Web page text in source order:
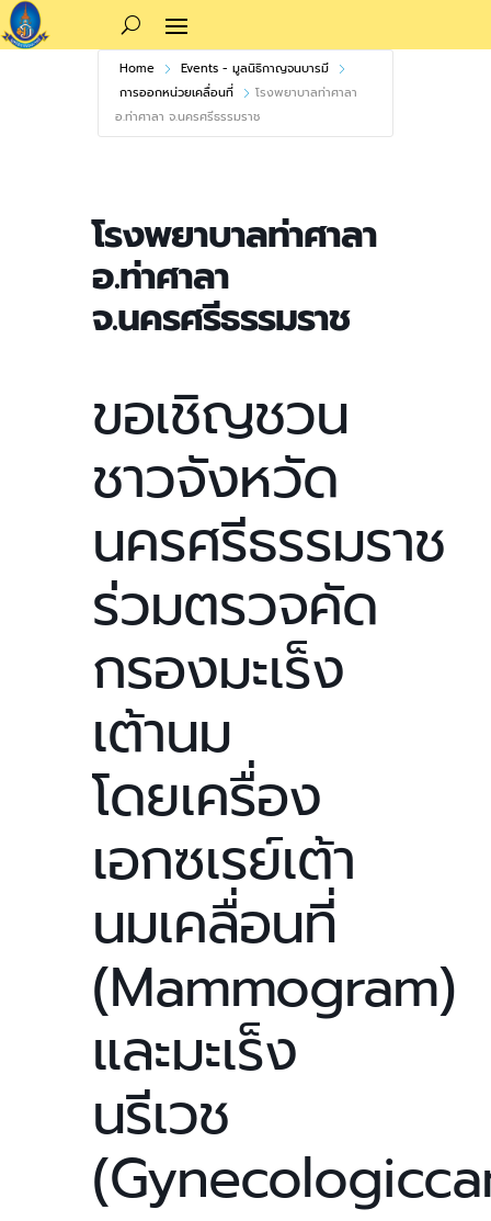
Home
Events - มูลนิธิกาญจนบารมี
การออกหน่วยเคลื่อนที่
โรงพยาบาลท่าศาลา
อ.ท่าศาลา จ.นครศรีธรรมราช
โรงพยาบาลท่าศาลา
อ.ท่าศาลา
จ.นครศรีธรรมราช
ขอเชิญชวน
ชาวจังหวัด
นครศรีธรรมราช
ร่วมตรวจคัด
กรองมะเร็ง
เต้านม
โดยเครื่อง
เอกซเรย์เต้า
นมเคลื่อนที่
(Mammogram)
และมะเร็ง
นรีเวช